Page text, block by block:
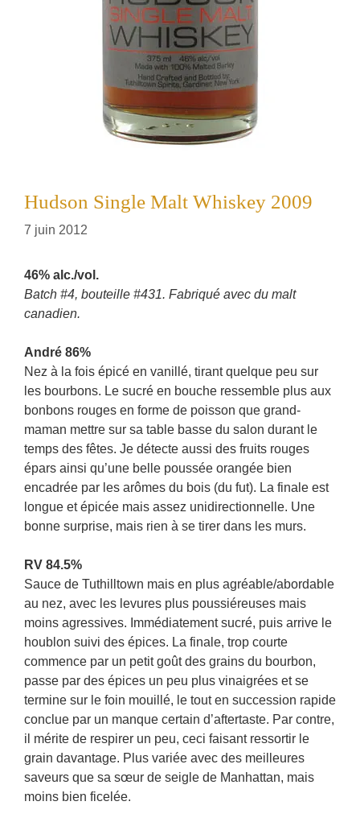
Hudson Single Malt Whiskey 2009
7 juin 2012
46% alc./vol.
Batch #4, bouteille #431. Fabriqué avec du malt
canadien.
André 86%
Nez à la fois épicé en vanillé, tirant quelque peu sur
les bourbons. Le sucré en bouche ressemble plus aux
bonbons rouges en forme de poisson que grand-
maman mettre sur sa table basse du salon durant le
temps des fêtes. Je détecte aussi des fruits rouges
épars ainsi qu’une belle poussée orangée bien
encadrée par les arômes du bois (du fut). La finale est
longue et épicée mais assez unidirectionnelle. Une
bonne surprise, mais rien à se tirer dans les murs.
RV 84.5%
Sauce de Tuthilltown mais en plus agréable/abordable
au nez, avec les levures plus poussiéreuses mais
moins agressives. Immédiatement sucré, puis arrive le
houblon suivi des épices. La finale, trop courte
commence par un petit goût des grains du bourbon,
passe par des épices un peu plus vinaigrées et se
termine sur le foin mouillé, le tout en succession rapide
conclue par un manque certain d’aftertaste. Par contre,
il mérite de respirer un peu, ceci faisant ressortir le
grain davantage. Plus variée avec des meilleures
saveurs que sa sœur de seigle de Manhattan, mais
moins bien ficelée.